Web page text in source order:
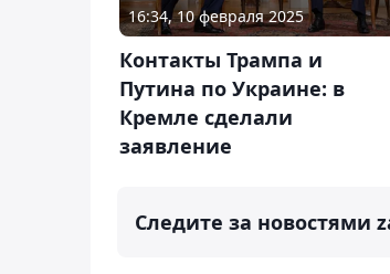
16:34, 10 февраля 2025
Контакты Трампа и
Путина по Украине: в
Кремле сделали
заявление
Следите за новостями